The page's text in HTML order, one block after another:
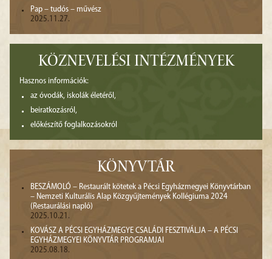
Pap – tudós – művész
2025.11.27.
KÖZNEVELÉSI INTÉZMÉNYEK
Hasznos információk:
az óvodák, iskolák életéről,
beiratkozásról,
előkészítő foglalkozásokról
KÖNYVTÁR
BESZÁMOLÓ – Restaurált kötetek a Pécsi Egyházmegyei Könyvtárban
– Nemzeti Kulturális Alap Közgyűjtemények Kollégiuma 2024
(Restaurálási napló)
2025.10.21.
KOVÁSZ A PÉCSI EGYHÁZMEGYE CSALÁDI FESZTIVÁLJA – A PÉCSI
EGYHÁZMEGYEI KÖNYVTÁR PROGRAMJAI
2025.08.18.